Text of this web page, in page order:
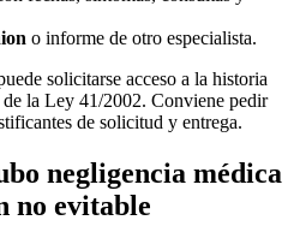
o informe de otro especialista.
solicitarse acceso a la historia
la Ley 41/2002. Conviene pedir
de solicitud y entrega.
negligencia médica
no evitable